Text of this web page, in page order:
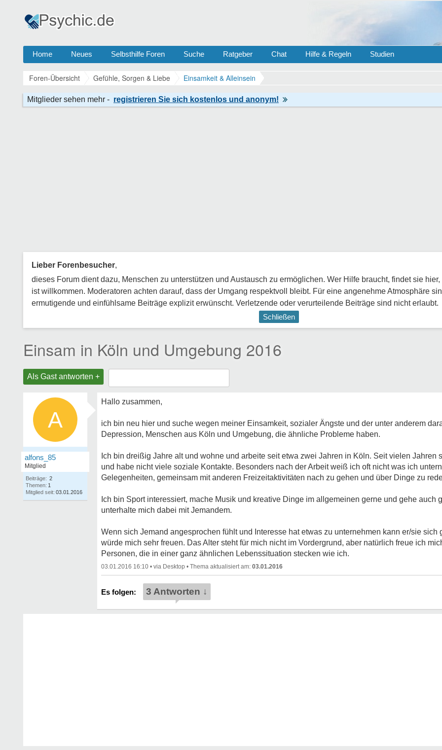
Home Neues Selbsthilfe Foren Suche Ratgeber Chat Hilfe & Regeln Studien
Foren-Übersicht Gefühle, Sorgen & Liebe Einsamkeit & Alleinsein
Lieber Forenbesucher,
dieses Forum dient dazu, Menschen zu unterstützen und Austausch zu ermöglichen. Wer Hilfe braucht, findet sie
ist willkommen. Moderatoren achten darauf, dass der Umgang respektvoll bleibt. Für eine angenehme Atmosphäre
ermutigende und einfühlsame Beiträge explizit erwünscht. Verletzende oder verurteilende Beiträge sind nicht erlaubt.
Schließen
Einsam in Köln und Umgebung 2016
Als Gast antworten +
A
alfons_85
Mitglied
Beiträge: 2
Themen: 1
Mitglied seit: 03.01.2016
Hallo zusammen,
ich bin neu hier und suche wegen meiner Einsamkeit, sozialer Ängste und der unter anderem
Depression, Menschen aus Köln und Umgebung, die ähnliche Probleme haben.
Ich bin dreißig Jahre alt und wohne und arbeite seit etwa zwei Jahren in Köln. Seit vielen Jahren
und habe nicht viele soziale Kontakte. Besonders nach der Arbeit weiß ich oft nicht was ich
Gelegenheiten, gemeinsam mit anderen Freizeitaktivitäten nach zu gehen und über Dinge zu
Ich bin Sport interessiert, mache Musik und kreative Dinge im allgemeinen gerne und gehe auch
unterhalte mich dabei mit Jemandem.
Wenn sich Jemand angesprochen fühlt und Interesse hat etwas zu unternehmen kann er/sie sich
würde mich sehr freuen. Das Alter steht für mich nicht im Vordergrund, aber natürlich freue ich
Personen, die in einer ganz ähnlichen Lebenssituation stecken wie ich.
03.01.2016 16:10 • • 03.01.2016
3 Antworten ↓